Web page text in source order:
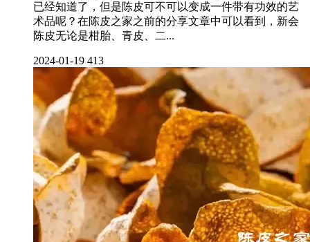
已经知道了，但是陈皮可不可以变成一件带有功效的艺
术品呢？在陈皮之家之前的分享文章中可以看到，新会
陈皮无论是柑胎、青皮、二...
2024-01-19 413